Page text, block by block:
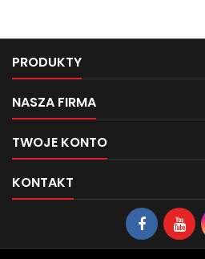
PRODUKTY
NASZA FIRMA
TWOJE KONTO
KONTAKT